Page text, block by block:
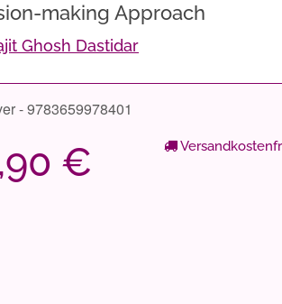
making Approach
Ghosh Dastidar
- 9783659978401
€